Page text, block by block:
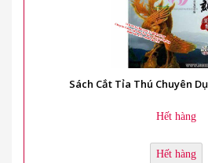
Sách Cắt Tỉa Thú Chuyên
Hết hàng
Hết hàng